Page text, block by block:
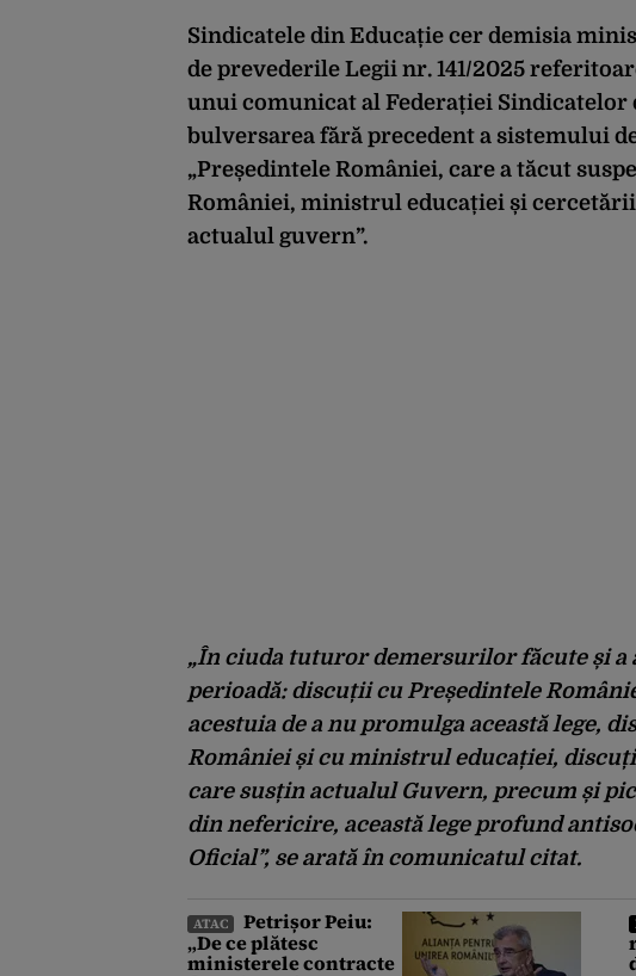
Sindicatele din Educație cer demisia
de prevederile Legii nr. 141/2025
unui comunicat al Federației Sindicatelor
bulversarea fără precedent a sistemului
„Președintele României, care a tăcut
României, ministrul educației și
actualul guvern”.
„În ciuda tuturor demersurilor făcute și
perioadă: discuții cu Președintele
acestuia de a nu promulga această
României și cu ministrul educației,
care susțin actualul Guvern, precum și
din nefericire, această lege profund
Oficial”, se arată în comunicatul citat.
ATAC
Petrișor Peiu:
„De ce plătesc
ministerele contracte